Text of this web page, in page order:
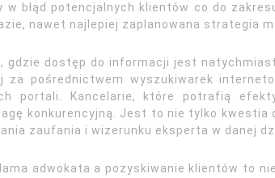
w błąd potencjalnych klientów co do
nawet najlepiej zaplanowana strategia
gdzie dostęp do informacji jest
za pośrednictwem wyszukiwarek
portali. Kancelarie, które potrafią
konkurencyjną. Jest to nie tylko kwestia
zaufania i wizerunku eksperta w danej
adwokata a pozyskiwanie klientów to